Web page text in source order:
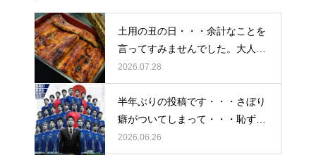
土用の丑の日・・・余計なことを
言ってすみませんでした。大人気
なかったですね・・・
2026.07.28
半年ぶりの投稿です・・・さぼり
癖がついてしまって・・・恥ずか
しぃ～ (〃ﾉωﾉ)
2026.06.26